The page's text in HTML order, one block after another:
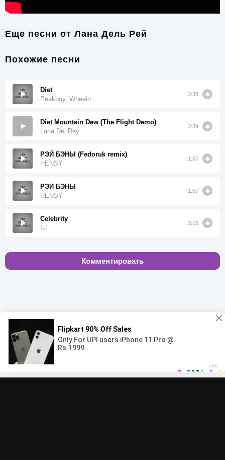
Еще песни от Лана Дель Рей
Похожие песни
Diet
Peakboy, Wheein
3:38
Diet Mountain Dew (The Flight Demo)
Lana Del Rey
3:39
РЭЙ БЭНЫ (Fedoruk remix)
HENSY
1:57
РЭЙ БЭНЫ
HENSY
1:57
Celebrity
IU
3:15
Комментировать
00:00